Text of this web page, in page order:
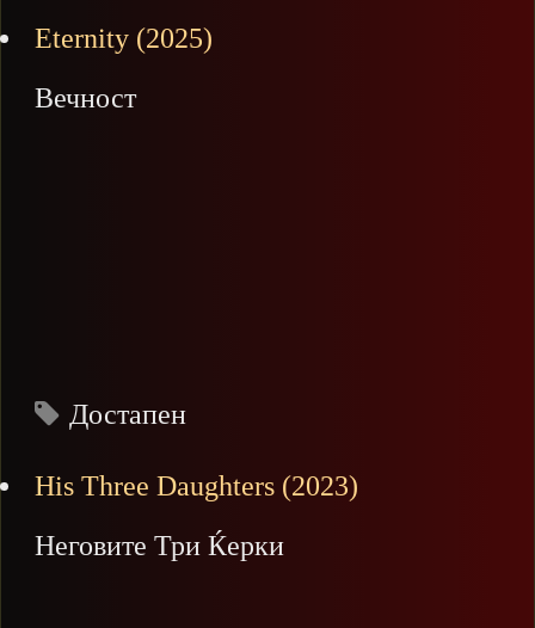
Eternity (2025)
Вечност
Достапен
His Three Daughters (2023)
Неговите Три Ќерки